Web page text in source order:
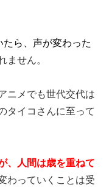
たら、声が変わった
ません。
ニメでも世代交代は
タイコさんに至って
、人間は歳を重ねて
わっていくことは受